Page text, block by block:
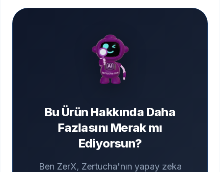
Bu Ürün Hakkında Daha
Fazlasını Merak mı
Ediyorsun?
Ben ZerX, Zertucha'nın yapay zeka